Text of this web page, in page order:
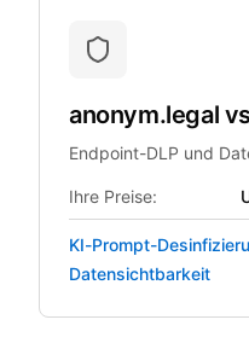
anonym.legal
Endpoint-DLP und
Ihre Preise:
KI-Prompt-
Datensichtbarkeit